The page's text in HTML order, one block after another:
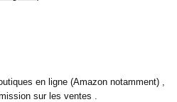
en ligne (Amazon notamment) ,
sur les ventes .